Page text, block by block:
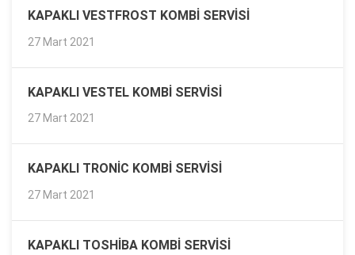
KAPAKLI VESTFROST KOMBI SERVISI
27 Mart 2021
KAPAKLI VESTEL KOMBI SERVISI
27 Mart 2021
KAPAKLI TRONIC KOMBI SERVISI
27 Mart 2021
KAPAKLI TOSHIBA KOMBI SERVISI